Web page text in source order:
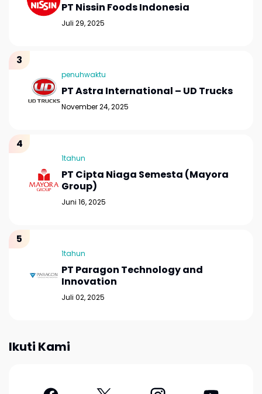
PT Nissin Foods Indonesia
Juli 29, 2025
penuhwaktu
PT Astra International – UD Trucks
November 24, 2025
1tahun
PT Cipta Niaga Semesta (Mayora
Group)
Juni 16, 2025
1tahun
PT Paragon Technology and
Innovation
Juli 02, 2025
Ikuti Kami